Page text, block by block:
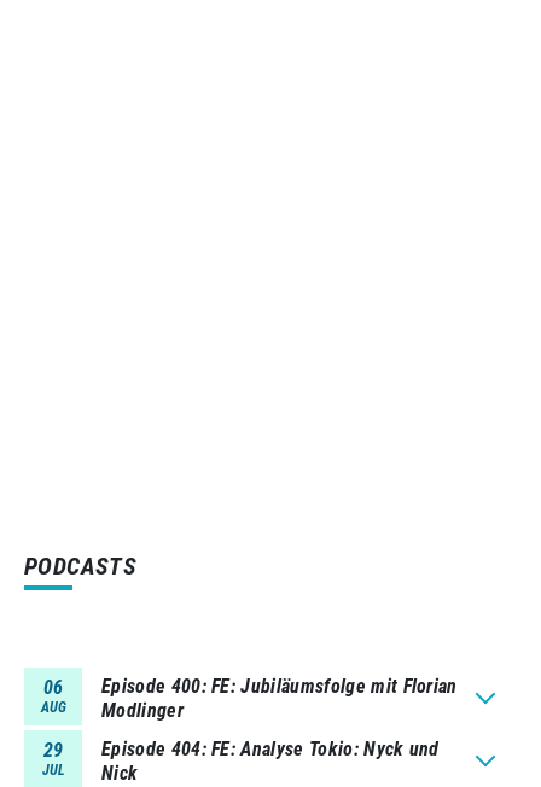
PODCASTS
06
AUG
Episode 400 FE: Jubiläumsfolge mit Florian
Modlinger
29
JUL
Episode 404 FE: Analyse Tokio: Nyck und
Nick